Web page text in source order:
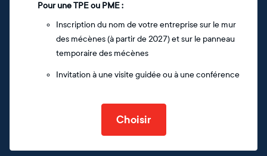
Pour une TPE ou PME :
Inscription du nom de votre entreprise sur le mur
des mécènes (à partir de 2027) et sur le panneau
temporaire des mécènes
Invitation à une visite guidée ou à une conférence
Choisir